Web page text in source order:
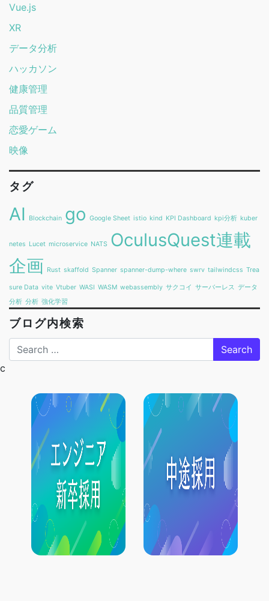
Vue.js
XR
データ分析
ハッカソン
健康管理
品質管理
恋愛ゲーム
映像
タグ
AI Blockchain go Google Sheet istio kind KPI Dashboard kpi分析 kuber
netes Lucet microservice NATS OculusQuest連載
企画 Rust skaffold Spanner spanner-dump-where swrv tailwindcss Trea
sure Data vite Vtuber WASI WASM webassembly サクコイ サーバーレス データ
分析 分析 強化学習
ブログ内検索
Search
c